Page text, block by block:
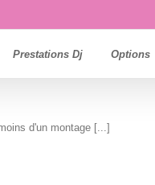
Prestations Dj Options
d'un montage [...]